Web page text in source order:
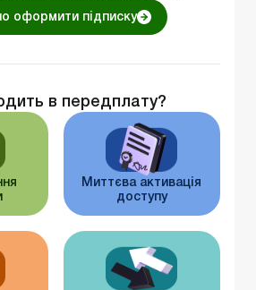
оформити підписку
в передплату?
Миттєва активація
доступу